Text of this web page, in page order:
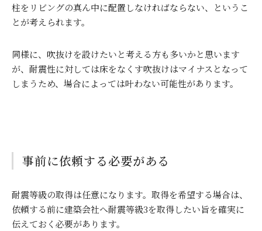
柱をリビングの真ん中に配置しなければならない、というこ
とが考えられます。
同様に、吹抜けを設けたいと考える方も多いかと思います
が、耐震性に対しては床をなくす吹抜けはマイナスとなって
しまうため、場合によっては叶わない可能性があります。
事前に依頼する必要がある
耐震等級の取得は任意になります。取得を希望する場合は、
依頼する前に建築会社へ耐震等級3を取得したい旨を確実に
伝えておく必要があります。